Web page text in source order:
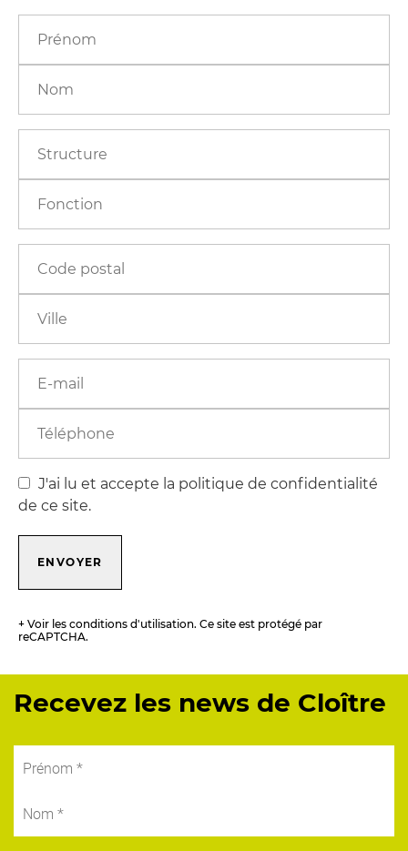
J'ai lu et accepte la politique de confidentialité
de ce site.
ENVOYER
+ Voir les conditions d'utilisation. Ce site est protégé par
reCAPTCHA.
Recevez les news de Cloître